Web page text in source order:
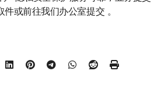
或前往我们办公室提交 。